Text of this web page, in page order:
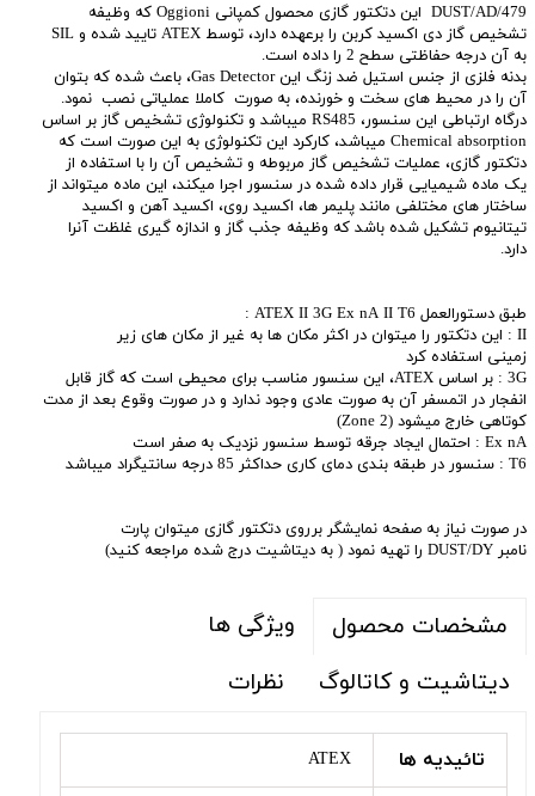
DUST/AD/479 این دتکتور گازی محصول کمپانی Oggioni که وظیفه
تشخیص گاز دی اکسید کربن را برعهده دارد، توسط ATEX تایید شده و SIL
به آن درجه حفاظتی سطح 2 را داده است.
بدنه فلزی از جنس استیل ضد زنگ این Gas Detector، باعث شده که بتوان
آن را در محیط های سخت و خورنده، به صورت کاملا عملیاتی نصب نمود.
درگاه ارتباطی این سنسور، RS485 میباشد و تکنولوژی تشخیص گاز بر اساس
Chemical absorption میباشد، کارکرد این تکنولوژی به این صورت است که
دتکتور گازی، عملیات تشخیص گاز مربوطه و تشخیص آن را با استفاده از
یک ماده شیمیایی قرار داده شده در سنسور اجرا میکند، این ماده میتواند از
ساختار های مختلفی مانند پلیمر ها، اکسید روی، اکسید آهن و اکسید
تیتانیوم تشکیل شده باشد که وظیفه جذب گاز و اندازه گیری غلظت آنرا
دارد.
طبق دستورالعمل ATEX II 3G Ex nA II T6 :
II : این دتکتور را میتوان در اکثر مکان ها به غیر از مکان های زیر
زمینی استفاده کرد
3G : بر اساس ATEX، این سنسور مناسب برای محیطی است که گاز قابل
انفجار در اتمسفر آن به صورت عادی وجود ندارد و در صورت وقوع بعد از مدت
کوتاهی خارج میشود (Zone 2)
Ex nA : احتمال ایجاد جرقه توسط سنسور نزدیک به صفر است
T6 : سنسور در طبقه بندی دمای کاری حداکثر 85 درجه سانتیگراد میباشد
در صورت نیاز به صفحه نمایشگر برروی دتکتور گازی میتوان پارت
نامبر DUST/DY را تهیه نمود ( به دیتاشیت درج شده مراجعه کنید)
مشخصات محصول
ویژگی ها
دیتاشیت و کاتالوگ
نظرات
تائیدیه ها ATEX